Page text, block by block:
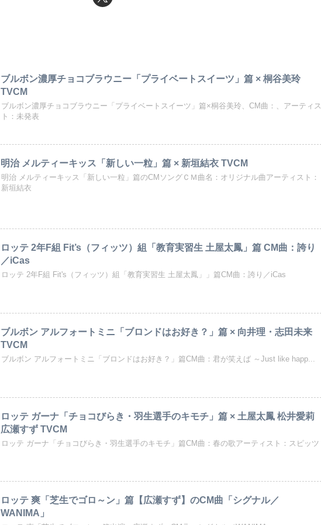
ブルボン濃厚チョコブラウニー「プライベートスイーツ」篇 × 桐谷美玲
TVCM
ブルボン濃厚チョコブラウニー「プライベートスイーツ」篇×桐谷美玲、CM曲：、アーティス
ト：未発表
明治 メルティーキッス「新しい一粒」篇 × 新垣結衣 TVCM
明治 メルティーキッス「新しい一粒」篇のCMソングＣＭ曲名：オリジナル曲アーティスト：
新垣結衣
ロッテ 2年F組 Fit’s（フィッツ）組「教育実習生 土屋太鳳」篇 CM曲：誇り
／iCas
ロッテ 2年F組 Fit's（フィッツ）組「教育実習生 土屋太鳳」」篇CM曲：誇り／iCas
ブルボン アルフォートミニ「ブロンドはお好き？」篇 × 向井理・志田未来
TVCM
ブルボン アルフォートミニ「ブロンドはお好き？」篇CM曲：君が笑えば ～Just like happ...
ロッテ ガーナ「チョコびらき・羽生選手のキモチ」篇 × 土屋太鳳 松井愛莉
広瀬すず TVCM
ロッテ ガーナ「チョコびらき・羽生選手のキモチ」篇CM曲：春の歌アーティスト：スピッツ
ロッテ 爽「芝生でゴロ～ン」篇【広瀬すず】のCM曲「シグナル／
WANIMA」